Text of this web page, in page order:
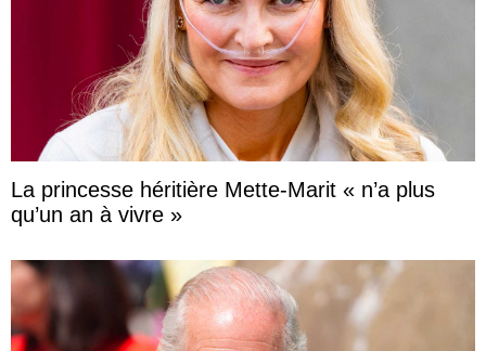
La princesse héritière Mette-Marit « n’a plus
qu’un an à vivre »